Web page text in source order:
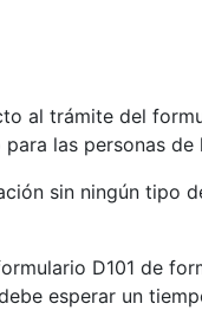
al trámite del
las personas
sin ningún tipo
D101 de
esperar un